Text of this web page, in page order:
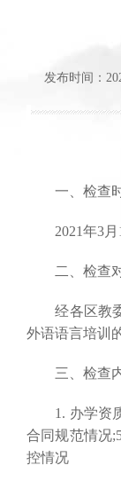
发布时间：
一、检查
2021年3月1
二、检查
经各区教委
外语语言培训
三、检查
1. 办学资质
合同规范情况
控情况